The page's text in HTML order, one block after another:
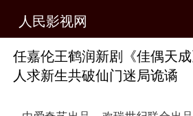
人民影视网
任嘉伦王鹤润新剧《佳偶天
人求新生共破仙门迷局诡谲